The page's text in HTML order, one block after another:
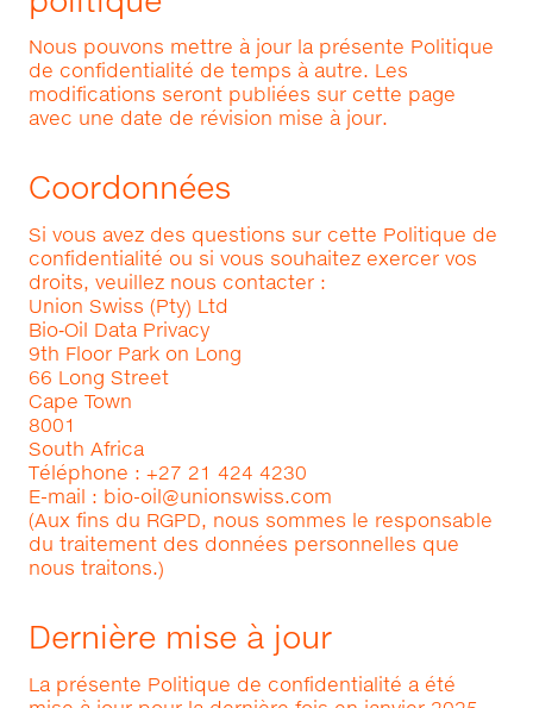
Nous pouvons mettre à jour la présente Politique
de confidentialité de temps à autre. Les
modifications seront publiées sur cette page
avec une date de révision mise à jour.
Coordonnées
Si vous avez des questions sur cette Politique de
confidentialité ou si vous souhaitez exercer vos
droits, veuillez nous contacter :
Union Swiss (Pty) Ltd
Bio‑Oil Data Privacy
9th Floor Park on Long
66 Long Street
Cape Town
8001
South Africa
Téléphone : +27 21 424 4230
E-mail : bio-oil@unionswiss.com
(Aux fins du RGPD, nous sommes le responsable
du traitement des données personnelles que
nous traitons.)
Dernière mise à jour
La présente Politique de confidentialité a été